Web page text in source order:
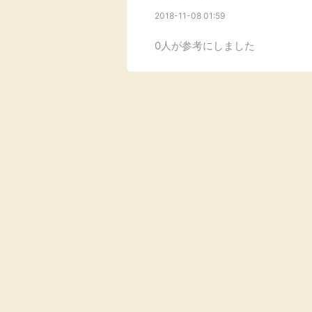
Rakuten Fashion
2018-11-08 01:59
0人が参考にしました